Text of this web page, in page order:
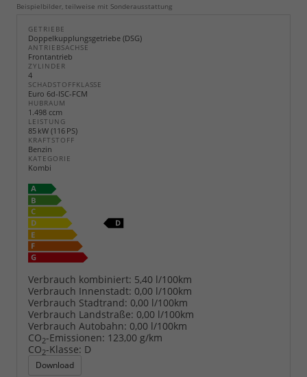
Beispielbilder, teilweise mit Sonderausstattung
GETRIEBE
Doppelkupplungsgetriebe (DSG)
ANTRIEBSACHSE
Frontantrieb
ZYLINDER
4
SCHADSTOFFKLASSE
Euro 6d-ISC-FCM
HUBRAUM
1.498 ccm
LEISTUNG
85 kW (116 PS)
KRAFTSTOFF
Benzin
KATEGORIE
Kombi
Verbrauch kombiniert: 5,40 l/100km
Verbrauch Innenstadt: 0,00 l/100km
Verbrauch Stadtrand: 0,00 l/100km
Verbrauch Landstraße: 0,00 l/100km
Verbrauch Autobahn: 0,00 l/100km
CO2-Emissionen: 123,00 g/km
CO2-Klasse: D
Download